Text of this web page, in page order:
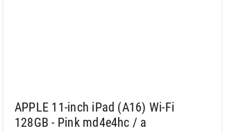
APPLE 11-inch iPad (A16) Wi-Fi
128GB - Pink md4e4hc / a